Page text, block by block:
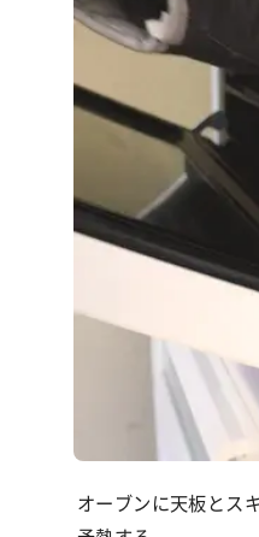
オーブンに天板とス